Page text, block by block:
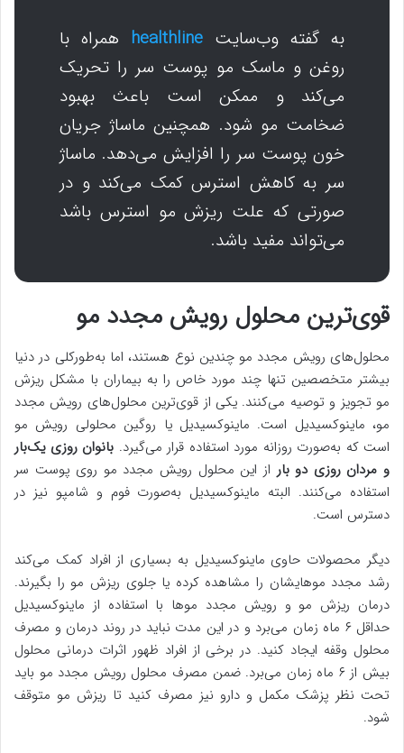
به گفته وب‌سایت healthline همراه با
روغن و ماسک مو پوست سر را تحریک
می‌کند و ممکن است باعث بهبود
ضخامت مو شود. همچنین ماساژ جریان
خون پوست سر را افزایش می‌دهد. ماساژ
سر به کاهش استرس کمک می‌کند و در
صورتی که علت ریزش مو استرس باشد
می‌تواند مفید باشد.
قوی‌ترین محلول رویش مجدد مو
محلول‌های رویش مجدد مو چندین نوع هستند، اما به‌طورکلی در دنیا
بیشتر متخصصین تنها چند مورد خاص را به بیماران با مشکل ریزش
مو تجویز و توصیه می‌کنند. یکی از قوی‌ترین محلول‌های رویش مجدد
مو، ماینوکسیدیل است. ماینوکسیدیل یا روگین محلولی رویش مو
است که به‌صورت روزانه مورد استفاده قرار می‌گیرد. بانوان روزی یک‌بار
و مردان روزی دو بار از این محلول رویش مجدد مو روی پوست سر
استفاده می‌کنند. البته ماینوکسیدیل به‌صورت فوم و شامپو نیز در
دسترس است.
دیگر محصولات حاوی ماینوکسیدیل به بسیاری از افراد کمک می‌کند
رشد مجدد موهایشان را مشاهده کرده یا جلوی ریزش مو را بگیرند.
درمان ریزش مو و رویش مجدد موها با استفاده از ماینوکسیدیل
حداقل ۶ ماه زمان می‌برد و در این مدت نباید در روند درمان و مصرف
محلول وقفه ایجاد کنید. در برخی از افراد ظهور اثرات درمانی محلول
بیش از ۶ ماه زمان می‌برد. ضمن مصرف محلول رویش مجدد مو باید
تحت نظر پزشک مکمل و دارو نیز مصرف کنید تا ریزش مو متوقف
شود.